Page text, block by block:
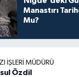
Manastırı
Mu?
İŞLERI MÜDÜRÜ
Özdil